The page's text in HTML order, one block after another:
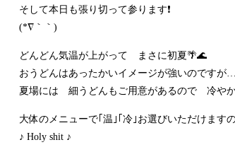
そして本日も張り切って参ります❗
(*∇｀｀)
どんどん気温が上がって まさに初夏🌴🌊
おうどんはあったかいイメージが強いのですが…
夏場には 細うどんもご用意があるので 冷や
大体のメニューで｢温｣｢冷｣お選びいただけま
♪ Holy shit ♪